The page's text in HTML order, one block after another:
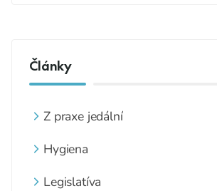
Články
Z praxe jedální
Hygiena
Legislatíva